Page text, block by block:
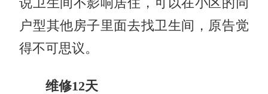
户型其他房子里面去找卫生间，原告觉
得不可思议。
维修12天